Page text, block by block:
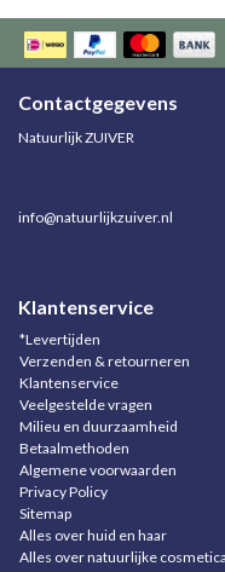
Contactgegevens
Natuurlijk ZUIVER
info@natuurlijkzuiver.nl
Klantenservice
*Levertijden
Verzenden & retourneren
Klantenservice
Veelgestelde vragen
Milieu en duurzaamheid
Betaalmethoden
Algemene voorwaarden
Privacy Policy
Sitemap
Alles over huid en haar
Alles over natuurlijke cosmetica